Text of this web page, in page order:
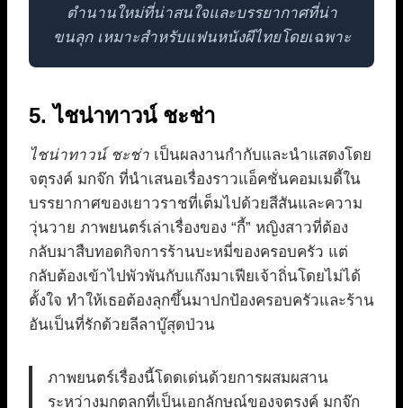
ตำนานใหม่ที่น่าสนใจและบรรยากาศที่น่า
ขนลุก เหมาะสำหรับแฟนหนังผีไทยโดยเฉพาะ
5. ไชน่าทาวน์ ชะช่า
ไชน่าทาวน์ ชะช่า เป็นผลงานกำกับและนำแสดงโดย
จตุรงค์ มกจ๊ก ที่นำเสนอเรื่องราวแอ็คชั่นคอมเมดี้ใน
บรรยากาศของเยาวราชที่เต็มไปด้วยสีสันและความ
วุ่นวาย ภาพยนตร์เล่าเรื่องของ “กี้” หญิงสาวที่ต้อง
กลับมาสืบทอดกิจการร้านบะหมี่ของครอบครัว แต่
กลับต้องเข้าไปพัวพันกับแก๊งมาเฟียเจ้าถิ่นโดยไม่ได้
ตั้งใจ ทำให้เธอต้องลุกขึ้นมาปกป้องครอบครัวและร้าน
อันเป็นที่รักด้วยลีลาบู๊สุดป่วน
ภาพยนตร์เรื่องนี้โดดเด่นด้วยการผสมผสาน
ระหว่างมุกตลกที่เป็นเอกลักษณ์ของจตุรงค์ มกจ๊ก